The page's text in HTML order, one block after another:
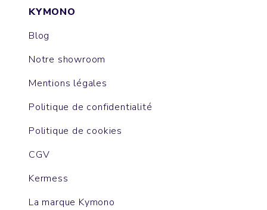
KYMONO
Blog
Notre showroom
Mentions légales
Politique de confidentialité
Politique de cookies
CGV
Kermess
La marque Kymono